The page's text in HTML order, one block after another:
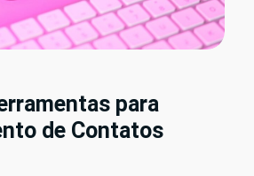
para
de Contatos